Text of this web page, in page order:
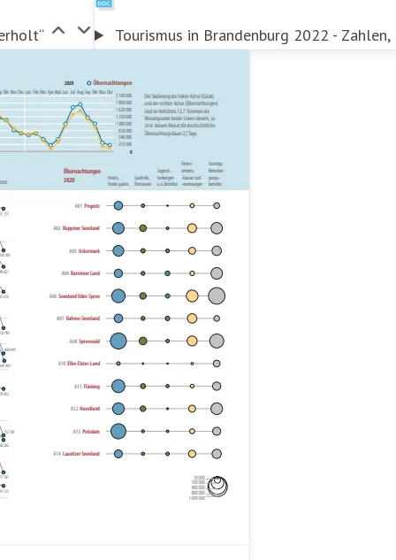
Tourismus in Brandenburg 2022 -